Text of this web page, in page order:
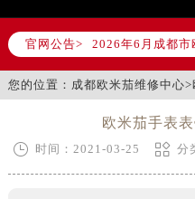
官网公告>
2026年6月欧米茄
节假日正常营业！
您的位置： 成都欧米茄维修中心>
欧米茄手表
 时间：2021-03-25  分